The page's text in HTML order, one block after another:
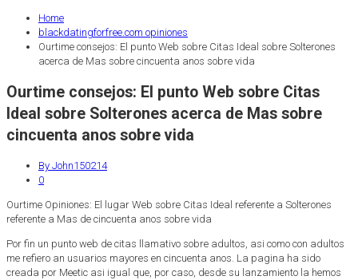
Home
blackdatingforfree.com opiniones
Ourtime consejos: El punto Web sobre Citas Ideal sobre Solterones
acerca de Mas sobre cincuenta anos sobre vida
Ourtime consejos: El punto Web sobre Citas
Ideal sobre Solterones acerca de Mas sobre
cincuenta anos sobre vida
By John150214
0
Ourtime Opiniones: El lugar Web sobre Citas Ideal referente a Solterones
referente a Mas de cincuenta anos sobre vida
Por fin un punto web de citas llamativo sobre adultos, asi­ como con adultos
me refiero an usuarios mayores en cincuenta anos. La pagina ha sido
creada por Meetic asi­ igual que, por caso, desde su lanzamiento la hemos